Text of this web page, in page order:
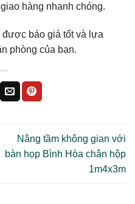
hàng nhanh chóng.
được báo giá tốt và lựa
phòng của bạn.
Nâng tầm không gian với
bàn họp Bình Hòa chân hộp
1m4x3m